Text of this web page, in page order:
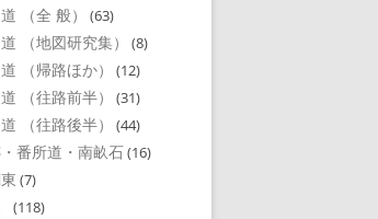
（全 般） (63)
（地図研究集） (8)
（帰路ほか） (12)
（往路前半） (31)
（往路後半） (44)
番所道・南畝石(16)
(7)
(118)